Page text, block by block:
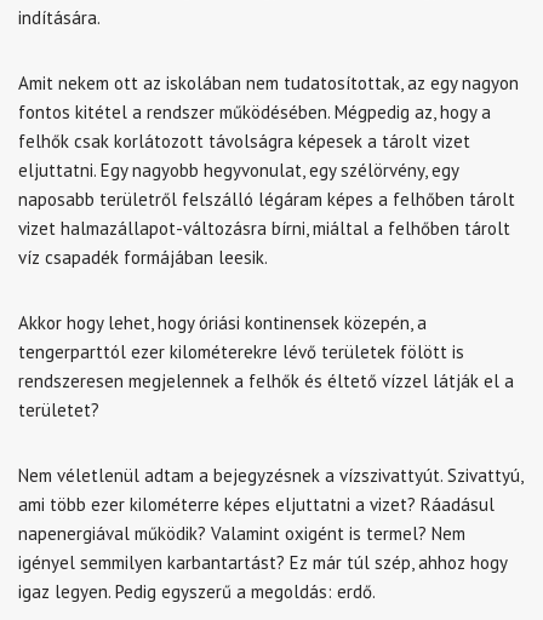
indítására.
Amit nekem ott az iskolában nem tudatosítottak, az egy nagyon
fontos kitétel a rendszer működésében. Mégpedig az, hogy a
felhők csak korlátozott távolságra képesek a tárolt vizet
eljuttatni. Egy nagyobb hegyvonulat, egy szélörvény, egy
naposabb területről felszálló légáram képes a felhőben tárolt
vizet halmazállapot-változásra bírni, miáltal a felhőben tárolt
víz csapadék formájában leesik.
Akkor hogy lehet, hogy óriási kontinensek közepén, a
tengerparttól ezer kilométerekre lévő területek fölött is
rendszeresen megjelennek a felhők és éltető vízzel látják el a
területet?
Nem véletlenül adtam a bejegyzésnek a vízszivattyút. Szivattyú,
ami több ezer kilométerre képes eljuttatni a vizet? Ráadásul
napenergiával működik? Valamint oxigént is termel? Nem
igényel semmilyen karbantartást? Ez már túl szép, ahhoz hogy
igaz legyen. Pedig egyszerű a megoldás: erdő.